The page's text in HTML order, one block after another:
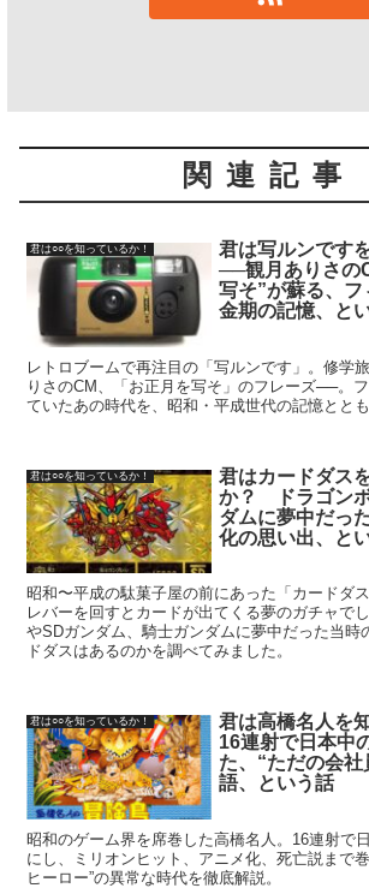
関連記事
君は○○を知っているか！
君は写ルンです
──観月ありさの
写そ”が蘇る、
金期の記憶、と
レトロブームで再注目の「写ルンです」。修学
りさのCM、「お正月を写そ」のフレーズ──。
ていたあの時代を、昭和・平成世代の記憶とと
君は○○を知っているか！
君はカードダス
か？ ドラゴン
ダムに夢中だっ
化の思い出、と
昭和〜平成の駄菓子屋の前にあった「カードダ
レバーを回すとカードが出てくる夢のガチャで
やSDガンダム、騎士ガンダムに夢中だった当時
ドダスはあるのかを調べてみました。
君は○○を知っているか！
君は高橋名人を
16連射で日本中
た、“ただの会
語、という話
昭和のゲーム界を席巻した高橋名人。16連射で
にし、ミリオンヒット、アニメ化、死亡説まで
ヒーロー”の異常な時代を徹底解説。